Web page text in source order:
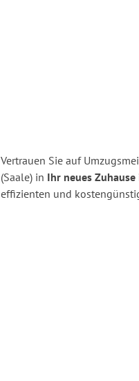
Vertrauen Sie auf
(Saale) in Ihr neues
effizienten und